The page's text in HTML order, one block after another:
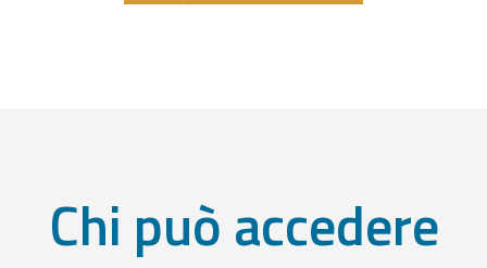
Chi può accedere